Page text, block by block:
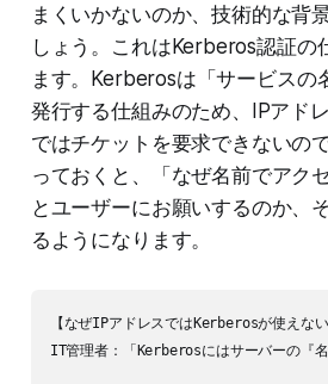
まくいかないのか、技術的な背
しょう。これはKerberos認証の
ます。Kerberosは「サービスの
発行する仕組みのため、IPアド
ではチケットを要求できないの
っておくと、「なぜ名前でアク
とユーザーにお願いするのか、
るようになります。
【なぜIPアドレスではKerberosが使えない
IT管理者：「Kerberosにはサーバーの『名